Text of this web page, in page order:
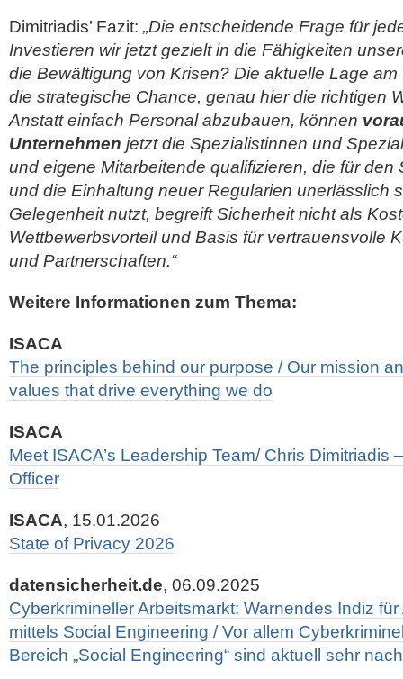
Dimitriadis’ Fazit: „Die entscheidende Frage für
Investieren wir jetzt gezielt in die Fähigkeiten
die Bewältigung von Krisen? Die aktuelle Lage am
die strategische Chance, genau hier die richtigen
Anstatt einfach Personal abzubauen, können
Unternehmen jetzt die Spezialistinnen und
und eigene Mitarbeitende qualifizieren, die für den
und die Einhaltung neuer Regularien unerlässlich
Gelegenheit nutzt, begreift Sicherheit nicht als
Wettbewerbsvorteil und Basis für vertrauensvolle
und Partnerschaften.“
Weitere Informationen zum Thema:
ISACA
The principles behind our purpose / Our mission
values that drive everything we do
ISACA
Meet ISACA’s Leadership Team/ Chris Dimitriadis
Officer
ISACA, 15.01.2026
State of Privacy 2026
datensicherheit.de, 06.09.2025
Cyberkrimineller Arbeitsmarkt: Warnendes Indiz
mittels Social Engineering / Vor allem
Bereich „Social Engineering“ sind aktuell sehr